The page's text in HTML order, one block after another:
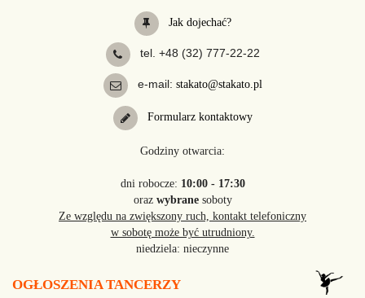
Jak dojechać?
tel. +48 (32) 777-22-22
e-mail: stakato@stakato.pl
Formularz kontaktowy
Godziny otwarcia:
dni robocze: 10:00 - 17:30
oraz wybranesoboty
Ze względu na zwiększony ruch, kontakt telefoniczny
w sobotę może być utrudniony.
niedziela: nieczynne
OGŁOSZENIA TANCERZY